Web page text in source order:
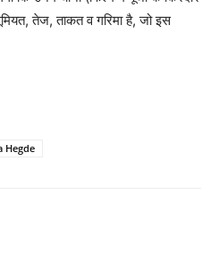
तेज, ताकत व गरिमा है, जो इस
Hegde